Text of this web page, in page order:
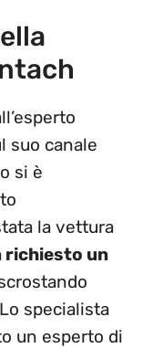
suo canale
si è
la vettura
richiesto un
specialista
un esperto di